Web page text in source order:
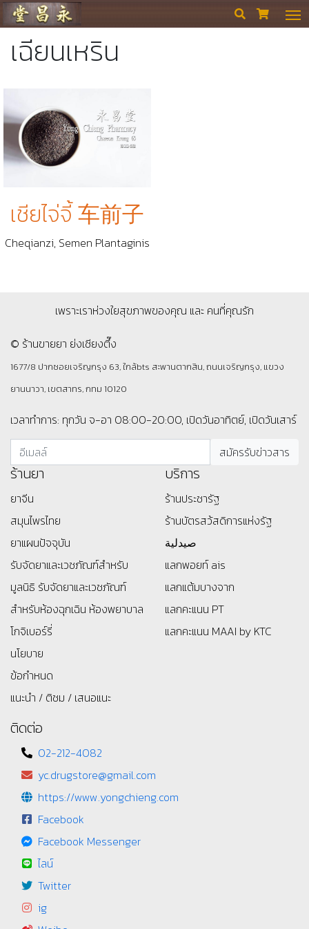
ร้านขายยา ย่งเชียงตึ๊ง  
เฉียนเหริน
เชียไจ่จี้ 车前子
Cheqianzi, Semen Plantaginis
เพราะเราห่วงใยสุขภาพของคุณ และ คนที่คุณรัก
© ร้านขายยา ย่งเชียงตึ๊ง
1677/8 ปากซอยเจริญกรุง 63, ใกล้bts สะพานตากสิน, ถนนเจริญกรุง, แขวง
ยานนาวา, เขตสาทร, กทม 10120
เวลาทำการ: ทุกวัน จ-อา 08:00-20:00, เปิดวันอาทิตย์, เปิดวันเสาร์
ร้านยา
ยาจีน
สมุนไพรไทย
ยาแผนปัจจุบัน
รับจัดยาและเวชภัณฑ์สำหรับ
มูลนิธิ รับจัดยาและเวชภัณฑ์
สำหรับห้องฉุกเฉิน ห้องพยาบาล
โกจิเบอร์รี่
นโยบาย
ข้อกำหนด
แนะนำ / ติชม / เสนอแนะ
บริการ
ร้านประชารัฐ
ร้านบัตรสว้สดิการแห่งรัฐ
صيدلية
แลกพอยท์ ais
แลกแต้มบางจาก
แลกคะแนน PT
แลกคะแนน MAAI by KTC
ติดต่อ
02-212-4082
yc.drugstore@gmail.com
https://www.yongchieng.com
Facebook
Facebook Messenger
ไลน์
Twitter
ig